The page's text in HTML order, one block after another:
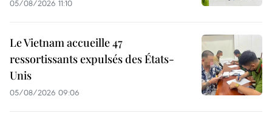
05/08/2026 11:10
Le Vietnam accueille 47
ressortissants expulsés des États-
Unis
05/08/2026 09:06